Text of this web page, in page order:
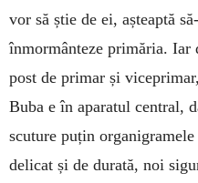
vor să știe de ei, așteaptă
înmormânteze primăria. Iar
post de primar și
Buba e în aparatul central,
scuture puțin
delicat și de durată, noi